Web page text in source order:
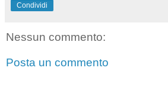
Condividi
Nessun commento:
Posta un commento